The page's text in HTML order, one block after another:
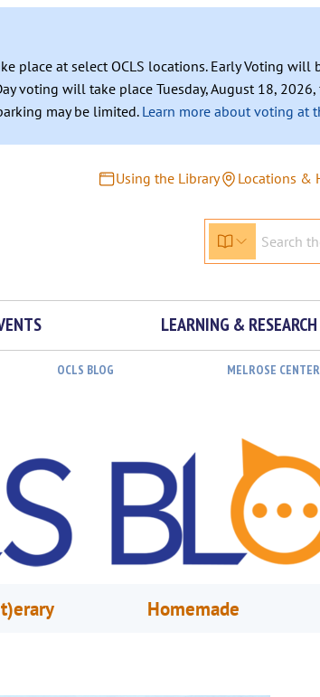
place at select OCLS locations. Early Voting will
voting will take place Tuesday, August 18,
may be limited. Learn more about voting at
Using the Library Locations &
LEARNING & RESEARCH
OCLS BLOG MELROSE CENTER
Homemade